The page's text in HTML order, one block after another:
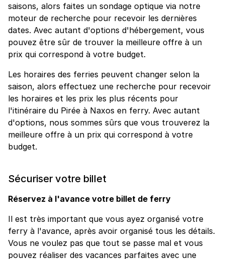
saisons, alors faites un sondage optique via notre
moteur de recherche pour recevoir les dernières
dates. Avec autant d'options d'hébergement, vous
pouvez être sûr de trouver la meilleure offre à un
prix qui correspond à votre budget.
Les horaires des ferries peuvent changer selon la
saison, alors effectuez une recherche pour recevoir
les horaires et les prix les plus récents pour
l'itinéraire du Pirée à Naxos en ferry. Avec autant
d'options, nous sommes sûrs que vous trouverez la
meilleure offre à un prix qui correspond à votre
budget.
Sécuriser votre billet
Réservez à l'avance votre billet de ferry
Il est très important que vous ayez organisé votre
ferry à l'avance, après avoir organisé tous les détails.
Vous ne voulez pas que tout se passe mal et vous
pouvez réaliser des vacances parfaites avec une